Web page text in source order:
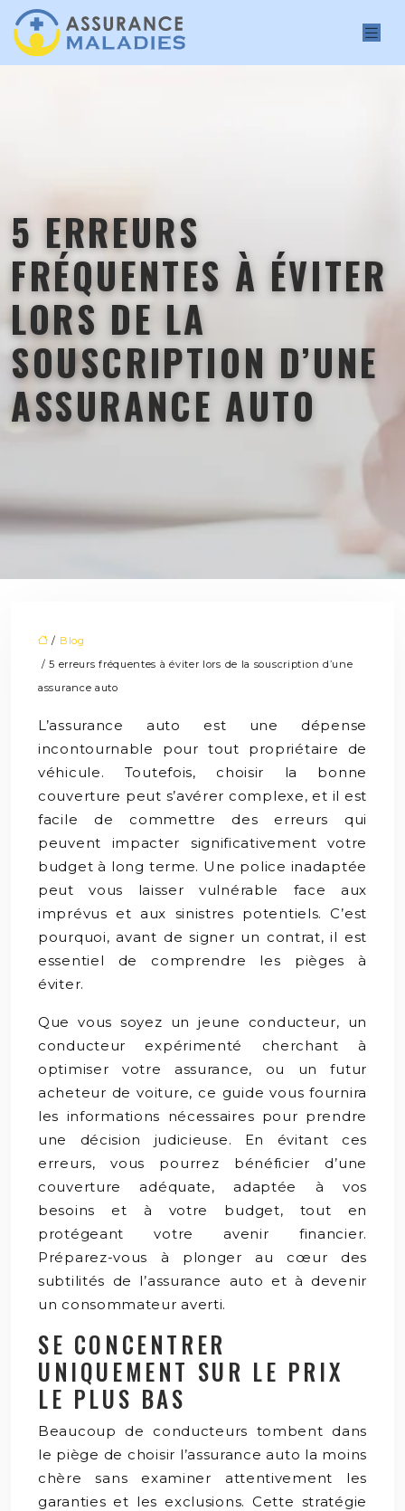
5 ERREURS
FRÉQUENTES À ÉVITER
LORS DE LA
SOUSCRIPTION D’UNE
ASSURANCE AUTO
/ Blog
/ 5 erreurs fréquentes à éviter lors de la souscription d’une
assurance auto
L’assurance auto est une dépense
incontournable pour tout propriétaire de
véhicule. Toutefois, choisir la bonne
couverture peut s’avérer complexe, et il est
facile de commettre des erreurs qui
peuvent impacter significativement votre
budget à long terme. Une police inadaptée
peut vous laisser vulnérable face aux
imprévus et aux sinistres potentiels. C’est
pourquoi, avant de signer un contrat, il est
essentiel de comprendre les pièges à
éviter.
Que vous soyez un jeune conducteur, un
conducteur expérimenté cherchant à
optimiser votre assurance, ou un futur
acheteur de voiture, ce guide vous fournira
les informations nécessaires pour prendre
une décision judicieuse. En évitant ces
erreurs, vous pourrez bénéficier d’une
couverture adéquate, adaptée à vos
besoins et à votre budget, tout en
protégeant votre avenir financier.
Préparez-vous à plonger au cœur des
subtilités de l’assurance auto et à devenir
un consommateur averti.
SE CONCENTRER
UNIQUEMENT SUR LE PRIX
LE PLUS BAS
Beaucoup de conducteurs tombent dans
le piège de choisir l’assurance auto la moins
chère sans examiner attentivement les
garanties et les exclusions. Cette stratégie